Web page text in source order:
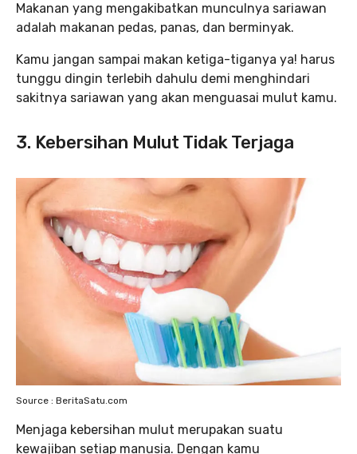
Makanan yang mengakibatkan munculnya sariawan
adalah makanan pedas, panas, dan berminyak.
Kamu jangan sampai makan ketiga-tiganya ya! harus
tunggu dingin terlebih dahulu demi menghindari
sakitnya sariawan yang akan menguasai mulut kamu.
3. Kebersihan Mulut Tidak Terjaga
Source : BeritaSatu.com
Menjaga kebersihan mulut merupakan suatu
kewajiban setiap manusia. Dengan kamu